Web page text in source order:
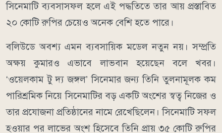
সিনেমাটি ব্যবসাসফল হলে এই পদ্ধতিতে তার আয় প্রস্তাবিত
২০ কোটি রুপির চেয়েও অনেক বেশি হতে পারে।
বলিউডে অবশ্য এমন ব্যবসায়িক মডেল নতুন নয়। সম্প্রতি
অক্ষয় কুমারও এভাবে লাভবান হয়েছেন বলে খবর।
‘ওয়েলকাম টু দ্য জঙ্গল’ সিনেমার জন্য তিনি তুলনামূলক কম
পারিশ্রমিক নিয়ে সিনেমাটির বড় একটি অংশের স্বত্ব নিজের ও
তার প্রযোজনা প্রতিষ্ঠানের নামে রেখেছিলেন। সিনেমাটি সফল
হওয়ার পর লাভের অংশ হিসেবে তিনি প্রায় ৩৫ কোটি রুপির